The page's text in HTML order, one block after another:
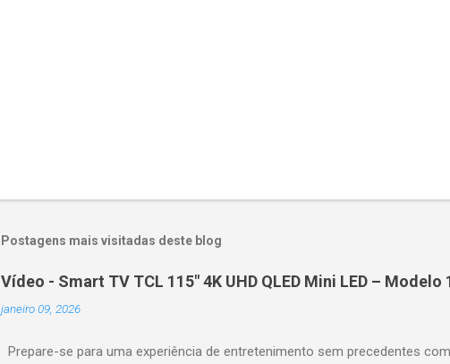
Postagens mais visitadas deste blog
Vídeo - Smart TV TCL 115" 4K UHD QLED Mini LED – Modelo
janeiro 09, 2026
Prepare-se para uma experiência de entretenimento sem precedentes